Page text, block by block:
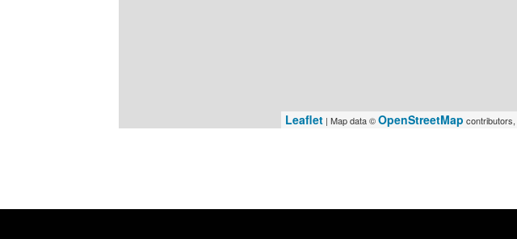
Leaflet | Map data ©OpenStreetMap contributors,